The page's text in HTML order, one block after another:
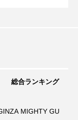
総合ランキング
MIGHTY GU